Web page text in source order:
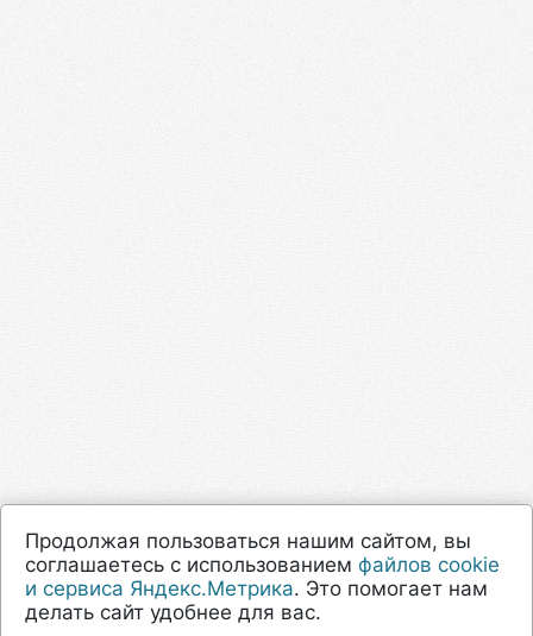
Продолжая пользоваться нашим сайтом, вы
соглашаетесь с использованием файлов cookie
и сервиса Яндекс.Метрика. Это помогает нам
делать сайт удобнее для вас.